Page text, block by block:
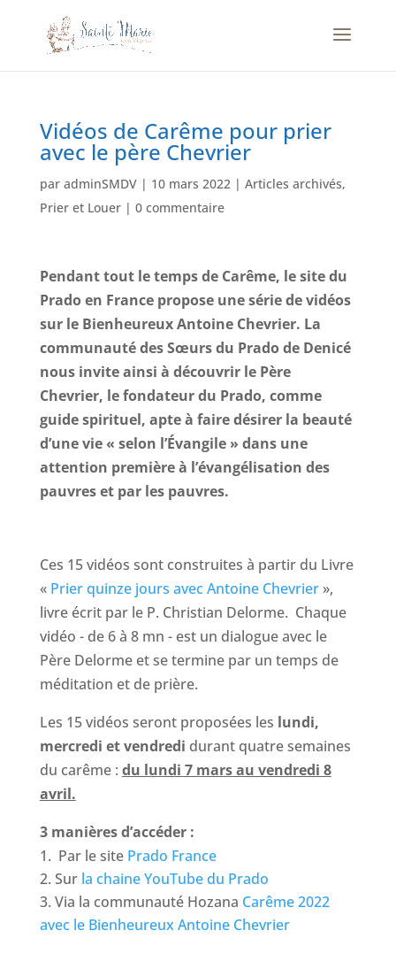
Vidéos de Carême pour prier
avec le père Chevrier
par adminSMDV| 10 mars 2022| Articles archivés,
Prier et Louer| 0 commentaire
Pendant tout le temps de Carême, le site du
Prado en France propose une série de vidéos
sur le Bienheureux Antoine Chevrier. La
communauté des Sœurs du Prado de Denicé
nous invite ainsi à découvrir le Père
Chevrier, le fondateur du Prado, comme
guide spirituel, apte à faire désirer la beauté
d’une vie « selon l’Évangile » dans une
attention première à l’évangélisation des
pauvres et par les pauvres.
Ces 15 vidéos sont construites à partir du Livre
« Prier quinze jours avec Antoine Chevrier»,
livre écrit par le P. Christian Delorme. Chaque
vidéo - de 6 à 8 mn - est un dialogue avec le
Père Delorme et se termine par un temps de
méditation et de prière.
Les 15 vidéos seront proposées les lundi,
mercredi et vendredi durant quatre semaines
du carême : du lundi 7 mars au vendredi 8
avril.
3 manières d’accéder :
Par le site Prado France
Sur la chaine YouTube du Prado
Via la communauté Hozana Carême 2022
avec le Bienheureux Antoine Chevrier